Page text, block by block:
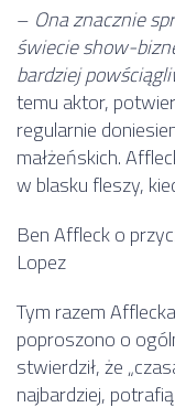
– Ona znacznie
świecie show-
bardziej
temu aktor,
regularnie
małżeńskich.
w blasku fleszy,
Ben Affleck o
Lopez
Tym razem
poproszono o
stwierdził, że
najbardziej,